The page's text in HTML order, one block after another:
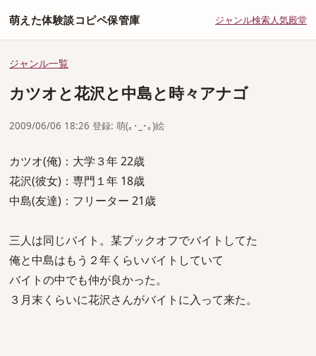
萌えた体験談コピペ保管庫 ジャンル検索人気殿堂
ジャンル一覧
カツオと花沢と中島と時々アナゴ
2009/06/06 18:26 登録: 萌(｡･_･｡)絵
カツオ(俺)：大学３年 22歳
花沢(彼女)：専門１年 18歳
中島(友達)：フリーター 21歳
三人は同じバイト。某ブックオフでバイトしてた
俺と中島はもう２年くらいバイトしていて
バイトの中でも仲が良かった。
３月末くらいに花沢さんがバイトに入って来た。